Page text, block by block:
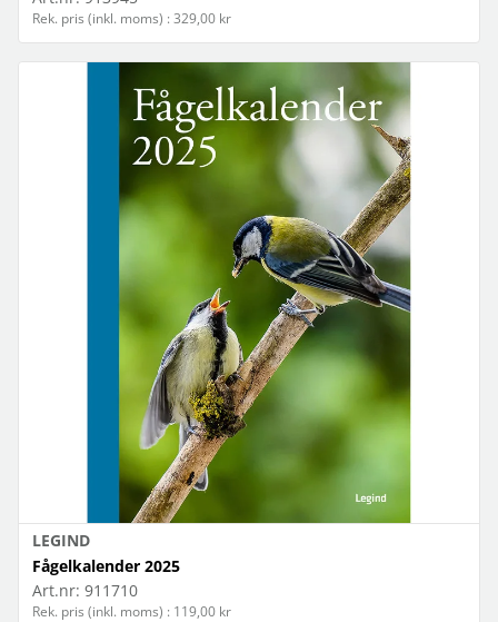
Rek. pris (inkl. moms) : 329,00 kr
LEGIND
Fågelkalender 2025
Art.nr: 911710
Rek. pris (inkl. moms) : 119,00 kr